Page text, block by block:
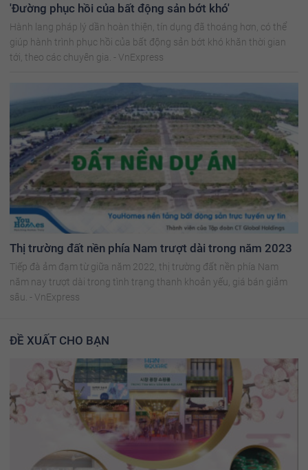
'Đường phục hồi của bất động sản bớt khó'
Hành lang pháp lý dần hoàn thiện, tín dụng đã thoáng hơn, có thể
giúp hành trình phục hồi của bất động sản bớt khó khăn thời gian
tới, theo các chuyên gia. - VnExpress
Thị trường đất nền phía Nam trượt dài trong năm 2023
Tiếp đà ảm đạm từ giữa năm 2022, thị trường đất nền phía Nam
năm nay trượt dài trong tình trạng thanh khoản yếu, giá bán giảm
sâu. - VnExpress
ĐỀ XUẤT CHO BẠN